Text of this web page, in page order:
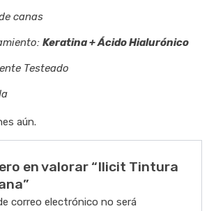
canas
Keratina + Ácido Hialurónico
Testeado
aún.
en valorar “Ilicit Tintura
correo electrónico no será